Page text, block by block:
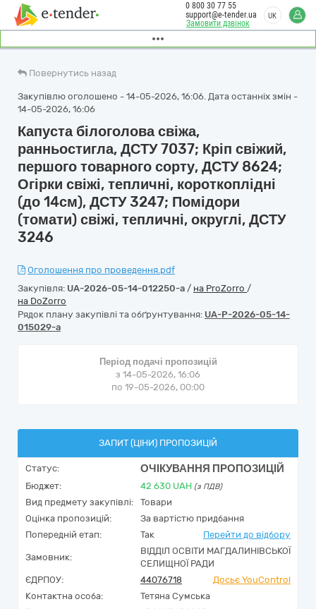
Замовити дзвінок
0 800 30 77 55
support@e-tender.ua
UK
Повернутись назад
Закупівлю оголошено - 14-05-2026, 16:06. Дата останніх змін -
14-05-2026, 16:06
Капуста білоголова свіжа,
ранньостигла, ДСТУ 7037; Кріп свіжий,
першого товарного сорту, ДСТУ 8624;
Огірки свіжі, тепличні, короткоплідні
(до 14см), ДСТУ 3247; Помідори
(томати) свіжі, тепличні, округлі, ДСТУ
3246
Оголошення про проведення.pdf
Закупівля: UA-2026-05-14-012250-a / на ProZorro /
на DoZorro
Рядок плану закупівлі та обґрунтування: UA-P-2026-05-14-
015029-a
Період подачі пропозицій
з 14-05-2026, 16:06
по 19-05-2026, 00:00
ЗАПИТ (ЦІНИ) ПРОПОЗИЦІЙ
Статус: ОЧІКУВАННЯ ПРОПОЗИЦІЙ
Бюджет: 42 630 UAH (з ПДВ)
Вид предмету закупівлі:
Товари
Оцінка пропозицій:
За вартістю придбання
Попередній етап:
Так Перейти до відбору
Замовник:
ВІДДІЛ ОСВІТИ МАГДАЛИНІВСЬКОЇ
СЕЛИЩНОЇ РАДИ
ЄДРПОУ:
44076718
Досьє YouControl
Контактна особа:
Тетяна Сумська